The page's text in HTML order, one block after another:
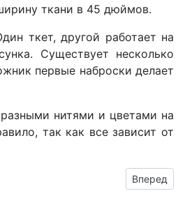
ткани в 45 дюймов.
ткет, другой работает на
Существует несколько
первые наброски делает
нитями и цветами на
так как все зависит от
Вперед